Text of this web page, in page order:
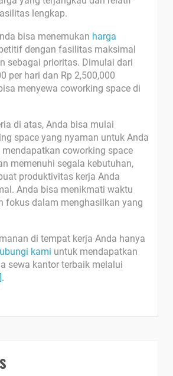
lengkap.
bisa menemukan harga
dengan fasilitas maksimal
sebagai prioritas. Dimulai dari
per hari dan Rp 2,500,000
menyewa coworking space di
di atas, Anda bisa mulai
space yang nyaman untuk Anda
mendapatkan coworking space
memenuhi segala kebutuhan,
produktivitas kerja Anda
Anda bisa menikmati waktu
fokus dalam menghasilkan yang
di tempat kerja Anda hanya
kami untuk mendapatkan
sewa kantor terbaik melalui
.